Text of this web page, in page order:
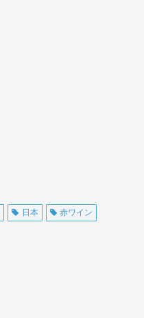
日本 赤ワイン